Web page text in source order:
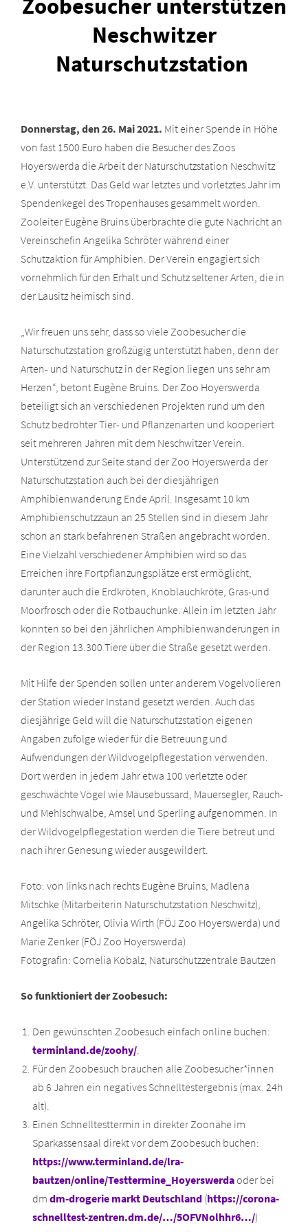
Zoobesucher unterstützen
Neschwitzer
Naturschutzstation
Donnerstag, den 26. Mai 2021. Mit einer Spende in Höhe
von fast 1500 Euro haben die Besucher des Zoos
Hoyerswerda die Arbeit der Naturschutzstation Neschwitz
e.V. unterstützt. Das Geld war letztes und vorletztes Jahr im
Spendenkegel des Tropenhauses gesammelt worden.
Zooleiter Eugène Bruins überbrachte die gute Nachricht an
Vereinschefin Angelika Schröter während einer
Schutzaktion für Amphibien. Der Verein engagiert sich
vornehmlich für den Erhalt und Schutz seltener Arten, die in
der Lausitz heimisch sind.
„Wir freuen uns sehr, dass so viele Zoobesucher die
Naturschutzstation großzügig unterstützt haben, denn der
Arten- und Naturschutz in der Region liegen uns sehr am
Herzen“, betont Eugène Bruins. Der Zoo Hoyerswerda
beteiligt sich an verschiedenen Projekten rund um den
Schutz bedrohter Tier- und Pflanzenarten und kooperiert
seit mehreren Jahren mit dem Neschwitzer Verein.
Unterstützend zur Seite stand der Zoo Hoyerswerda der
Naturschutzstation auch bei der diesjährigen
Amphibienwanderung Ende April. Insgesamt 10 km
Amphibienschutzzaun an 25 Stellen sind in diesem Jahr
schon an stark befahrenen Straßen angebracht worden.
Eine Vielzahl verschiedener Amphibien wird so das
Erreichen ihre Fortpflanzungsplätze erst ermöglicht,
darunter auch die Erdkröten, Knoblauchkröte, Gras-und
Moorfrosch oder die Rotbauchunke. Allein im letzten Jahr
konnten so bei den jährlichen Amphibienwanderungen in
der Region 13.300 Tiere über die Straße gesetzt werden.
Mit Hilfe der Spenden sollen unter anderem Vogelvolieren
der Station wieder Instand gesetzt werden. Auch das
diesjährige Geld will die Naturschutzstation eigenen
Angaben zufolge wieder für die Betreuung und
Aufwendungen der Wildvogelpflegestation verwenden.
Dort werden in jedem Jahr etwa 100 verletzte oder
geschwächte Vögel wie Mäusebussard, Mauersegler, Rauch-
und Mehlschwalbe, Amsel und Sperling aufgenommen. In
der Wildvogelpflegestation werden die Tiere betreut und
nach ihrer Genesung wieder ausgewildert.
Foto: von links nach rechts Eugène Bruins, Madlena
Mitschke (Mitarbeiterin Naturschutzstation Neschwitz),
Angelika Schröter, Olivia Wirth (FÖJ Zoo Hoyerswerda) und
Marie Zenker (FÖJ Zoo Hoyerswerda)
Fotografin: Cornelia Kobalz, Naturschutzzentrale Bautzen
So funktioniert der Zoobesuch:
Den gewünschten Zoobesuch einfach online buchen:
terminland.de/zoohy/
Für den Zoobesuch brauchen alle Zoobesucher*innen
ab 6 Jahren ein negatives Schnelltestergebnis (max. 24h
alt).
Einen Schnelltesttermin in direkter Zoonähe im
Sparkassensaal direkt vor dem Zoobesuch buchen:
https://www.terminland.de/lra-
bautzen/online/Testtermine_Hoyerswerdaoder bei
dm dm-drogerie markt Deutschland (https://corona-
schnelltest-zentren.dm.de/…/5OFVNolhhr6…/)